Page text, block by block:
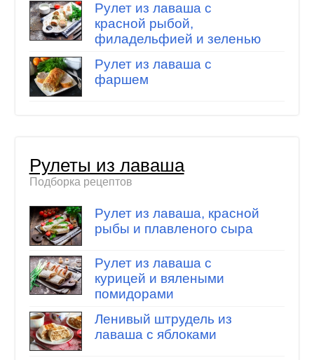
Рулет из лаваша с
красной рыбой,
филадельфией и зеленью
Рулет из лаваша с
фаршем
Рулеты из лаваша
Подборка рецептов
Рулет из лаваша, красной
рыбы и плавленого сыра
Рулет из лаваша с
курицей и вялеными
помидорами
Ленивый штрудель из
лаваша с яблоками